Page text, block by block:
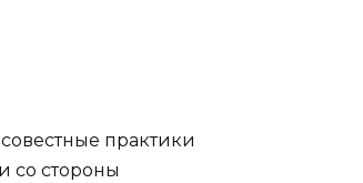
практики
со стороны